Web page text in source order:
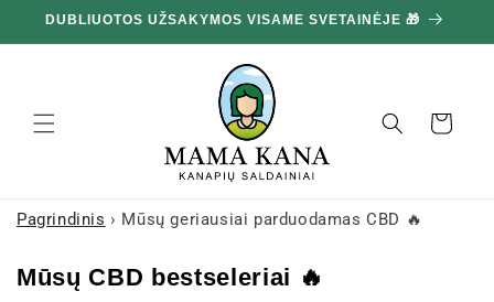
ir pereikite
prie turinio
DUBLIUOTOS UŽSAKYMOS VISAME SVETAINĖJE 🎁
Krepšelis
Pagrindinis › Mūsų geriausiai parduodamas CBD 🔥
K
Mūsų CBD bestseleriai 🔥